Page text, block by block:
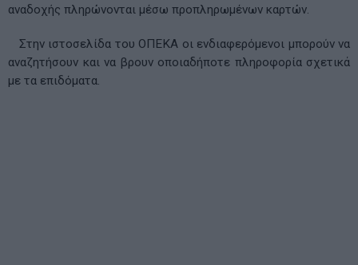
αναδοχής πληρώνονται μέσω προπληρωμένων καρτών.
Στην ιστοσελίδα του ΟΠΕΚΑ οι ενδιαφερόμενοι μπορούν να
αναζητήσουν και να βρουν οποιαδήποτε πληροφορία σχετικά
με τα επιδόματα.